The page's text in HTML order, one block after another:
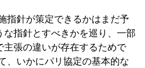
指針が策定できるかはまだ予
な指針とすべきかを巡り、一部
張の違いが存在するためで
、いかにパリ協定の基本的な